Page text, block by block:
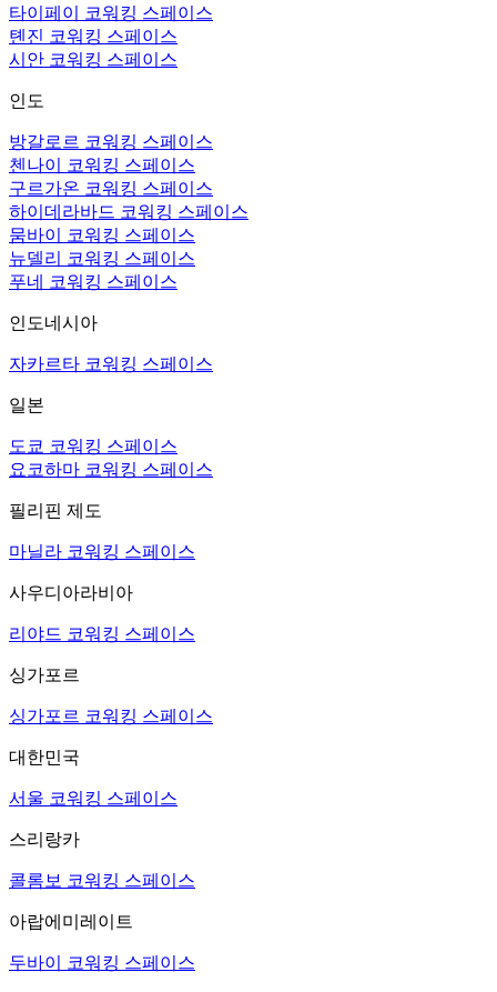
타이페이 코워킹 스페이스
톈진 코워킹 스페이스
시안 코워킹 스페이스
인도
방갈로르 코워킹 스페이스
첸나이 코워킹 스페이스
구르가온 코워킹 스페이스
하이데라바드 코워킹 스페이스
뭄바이 코워킹 스페이스
뉴델리 코워킹 스페이스
푸네 코워킹 스페이스
인도네시아
자카르타 코워킹 스페이스
일본
도쿄 코워킹 스페이스
요코하마 코워킹 스페이스
필리핀 제도
마닐라 코워킹 스페이스
사우디아라비아
리야드 코워킹 스페이스
싱가포르
싱가포르 코워킹 스페이스
대한민국
서울 코워킹 스페이스
스리랑카
콜롬보 코워킹 스페이스
아랍에미레이트
두바이 코워킹 스페이스